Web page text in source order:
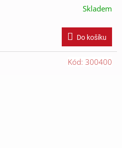
Skladem
Do košíku
Kód: 300400